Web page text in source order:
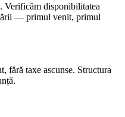
Verificăm disponibilitatea
— primul venit, primul
fără taxe ascunse. Structura